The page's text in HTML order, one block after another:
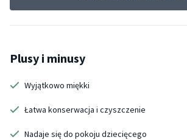
Plusy i minusy
Wyjątkowo miękki
Łatwa konserwacja i czyszczenie
Nadaje się do pokoju dziecięcego